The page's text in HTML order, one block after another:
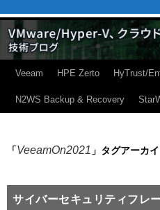
Veeam HPE Zerto HyTrust/
N2WS Backup & Recovery
「VeeamOn2021 」タグアーカ
サイバーセキュリティフレ